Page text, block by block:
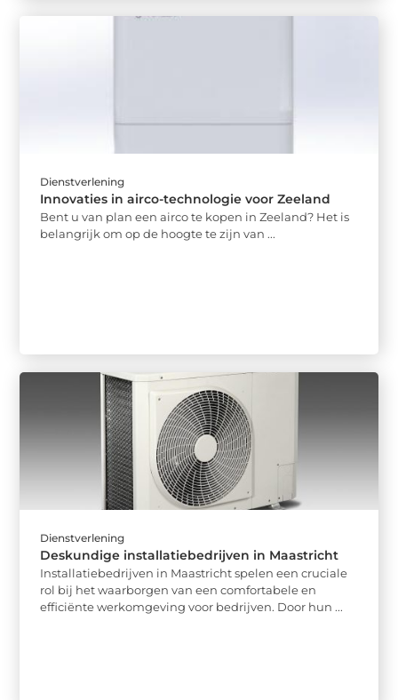
Dienstverlening
Innovaties in airco-technologie voor Zeeland
Bent u van plan een airco te kopen in Zeeland? Het is
belangrijk om op de hoogte te zijn van ...
Dienstverlening
Deskundige installatiebedrijven in Maastricht
Installatiebedrijven in Maastricht spelen een cruciale
rol bij het waarborgen van een comfortabele en
efficiënte werkomgeving voor bedrijven. Door hun ...